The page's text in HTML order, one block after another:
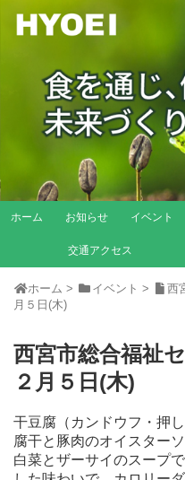
ホーム お知らせ イベント
交通アクセス
ホーム > イベント >
西
月５日(木)
西宮市総合福
２月５日(木)
干豆腐（カンドウフ・押
腐干と豚肉のオイスター
白菜とザーサイのスープ